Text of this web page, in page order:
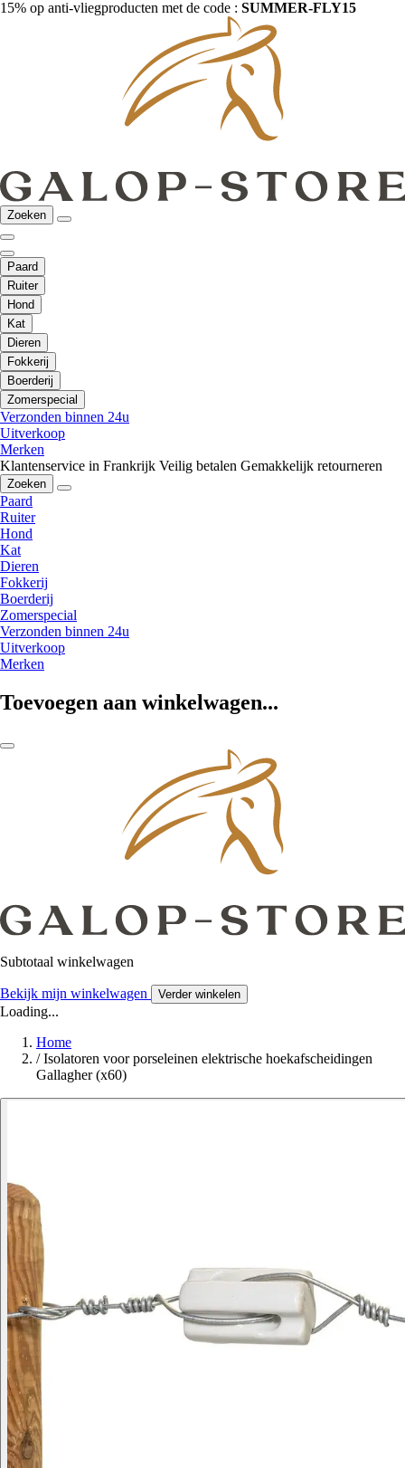
15% op anti-vliegproducten met de code : SUMMER-FLY15
Zoeken
Paard
Ruiter
Hond
Kat
Dieren
Fokkerij
Boerderij
Zomerspecial
Verzonden binnen 24u
Uitverkoop
Merken
Klantenservice in Frankrijk Veilig betalen Gemakkelijk retourneren
Zoeken
Paard
Ruiter
Hond
Kat
Dieren
Fokkerij
Boerderij
Zomerspecial
Verzonden binnen 24u
Uitverkoop
Merken
Toevoegen aan winkelwagen...
Subtotaal winkelwagen
Bekijk mijn winkelwagen Verder winkelen
Loading...
Home
/ Isolatoren voor porseleinen elektrische hoekafscheidingen
Gallagher (x60)